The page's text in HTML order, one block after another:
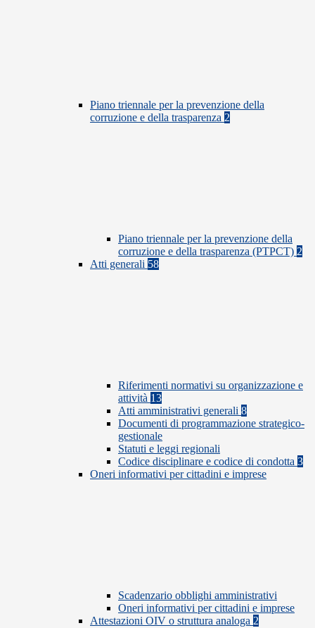
Piano triennale per la prevenzione della
corruzione e della trasparenza 2
Piano triennale per la prevenzione della
corruzione e della trasparenza (PTPCT) 2
Atti generali 58
Riferimenti normativi su organizzazione e
attività 13
Atti amministrativi generali 8
Documenti di programmazione strategico-
gestionale
Statuti e leggi regionali
Codice disciplinare e codice di condotta 3
Oneri informativi per cittadini e imprese
Scadenzario obblighi amministrativi
Oneri informativi per cittadini e imprese
Attestazioni OIV o struttura analoga 2